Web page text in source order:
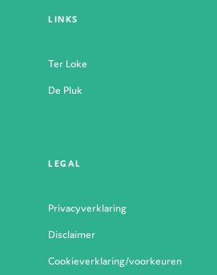
LINKS
Ter Loke
De Pluk
LEGAL
Privacyverklaring
Disclaimer
Cookieverklaring/voorkeuren